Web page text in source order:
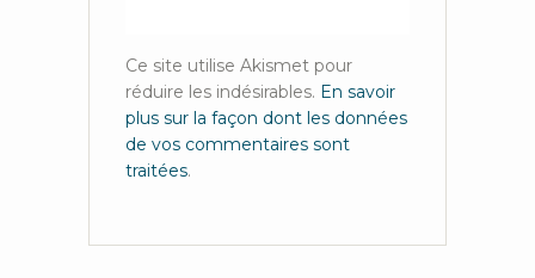
Ce site utilise Akismet pour
réduire les indésirables. En savoir
plus sur la façon dont les données
de vos commentaires sont
traitées.